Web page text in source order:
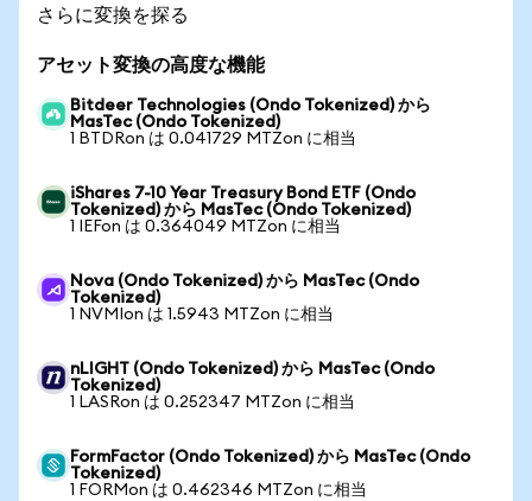
さらに変換を探る
アセット変換の高度な機能
Bitdeer Technologies (Ondo Tokenized) から
MasTec (Ondo Tokenized)
1 BTDRon は 0.041729 MTZon に相当
iShares 7-10 Year Treasury Bond ETF (Ondo
Tokenized) から MasTec (Ondo Tokenized)
1 IEFon は 0.364049 MTZon に相当
Nova (Ondo Tokenized) から MasTec (Ondo
Tokenized)
1 NVMIon は 1.5943 MTZon に相当
nLIGHT (Ondo Tokenized) から MasTec (Ondo
Tokenized)
1 LASRon は 0.252347 MTZon に相当
FormFactor (Ondo Tokenized) から MasTec (Ondo
Tokenized)
1 FORMon は 0.462346 MTZon に相当